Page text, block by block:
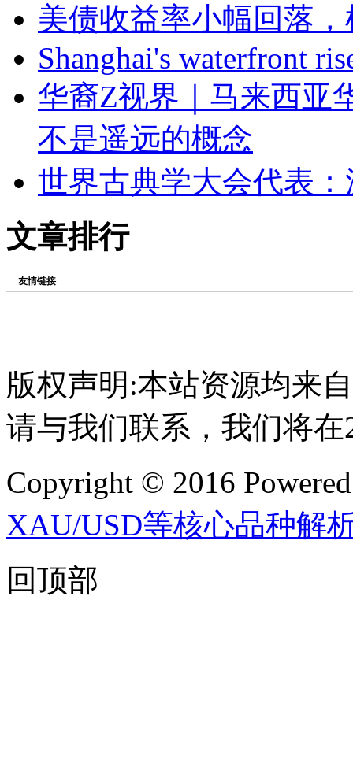
美债收益率小幅回落
Shanghai's waterfront
华裔Z视界｜马来西亚
不是遥远的概念
世界古典学大会代表
文章排行
友情链接
版权声明:本站资源均来
请与我们联系，我们将
Copyright © 2016
XAU/USD等核心品种解
回顶部